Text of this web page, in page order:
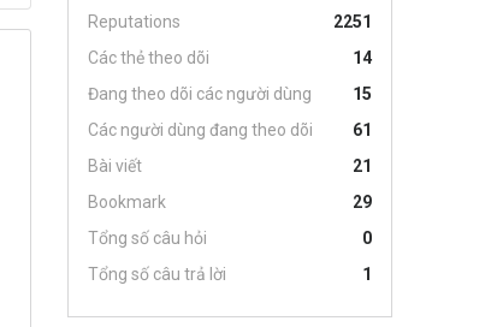
Reputations
2251
Các thẻ theo dõi
14
Đang theo dõi các người dùng
15
Các người dùng đang theo dõi
61
Bài viết
21
Bookmark
29
Tổng số câu hỏi
0
Tổng số câu trả lời
1